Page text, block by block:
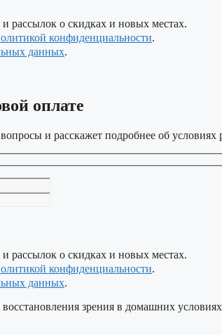
и рассылок о скидках и новых местах.
конфиденциальности.
данных.
оплате
и расскажет подробнее об условиях
и рассылок о скидках и новых местах.
конфиденциальности.
данных.
зрения в домашних условиях